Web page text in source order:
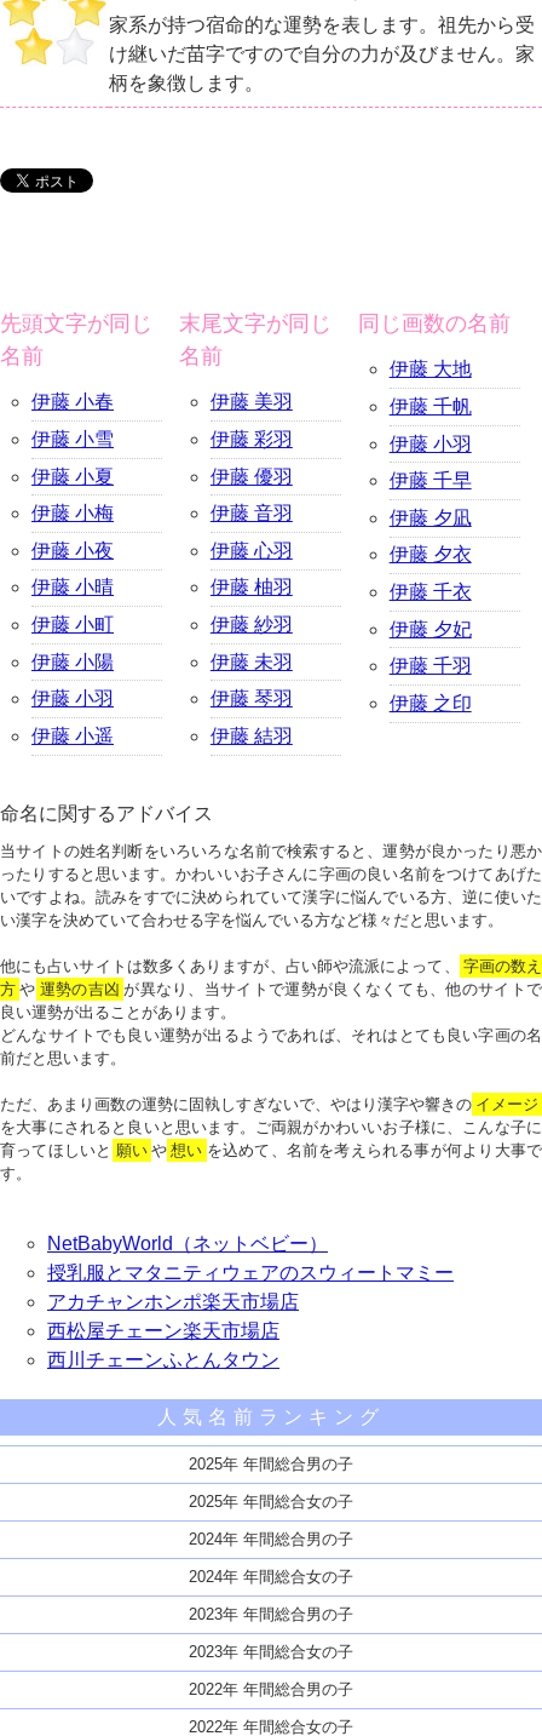
家系が持つ宿命的な運勢を表します。祖先から受
け継いだ苗字ですので自分の力が及びません。家
柄を象徴します。
先頭文字が同じ
名前
伊藤 小春
伊藤 小雪
伊藤 小夏
伊藤 小梅
伊藤 小夜
伊藤 小晴
伊藤 小町
伊藤 小陽
伊藤 小羽
伊藤 小遥
末尾文字が同じ
名前
伊藤 美羽
伊藤 彩羽
伊藤 優羽
伊藤 音羽
伊藤 心羽
伊藤 柚羽
伊藤 紗羽
伊藤 未羽
伊藤 琴羽
伊藤 結羽
同じ画数の名前
伊藤 大地
伊藤 千帆
伊藤 小羽
伊藤 千早
伊藤 夕凪
伊藤 夕衣
伊藤 千衣
伊藤 夕妃
伊藤 千羽
伊藤 之印
命名に関するアドバイス
当サイトの姓名判断をいろいろな名前で検索すると、運勢が良かったり悪か
ったりすると思います。かわいいお子さんに字画の良い名前をつけてあげた
いですよね。読みをすでに決められていて漢字に悩んでいる方、逆に使いた
い漢字を決めていて合わせる字を悩んでいる方など様々だと思います。
他にも占いサイトは数多くありますが、占い師や流派によって、
字画の数え
方 や 運勢の吉凶 が異なり、当サイトで運勢が良くなくても、他のサイトで
良い運勢が出ることがあります。
どんなサイトでも良い運勢が出るようであれば、それはとても良い字画の名
前だと思います。
ただ、あまり画数の運勢に固執しすぎないで、やはり漢字や響きの イメージ
を大事にされると良いと思います。ご両親がかわいいお子様に、こんな子に
育ってほしいと 願い や 想い を込めて、名前を考えられる事が何より大事で
す。
NetBabyWorld（ネットベビー）
授乳服とマタニティウェアのスウィートマミー
アカチャンホンポ楽天市場店
西松屋チェーン楽天市場店
西川チェーンふとんタウン
人気名前ランキング
2025年 年間総合男の子
2025年 年間総合女の子
2024年 年間総合男の子
2024年 年間総合女の子
2023年 年間総合男の子
2023年 年間総合女の子
2022年 年間総合男の子
2022年 年間総合女の子